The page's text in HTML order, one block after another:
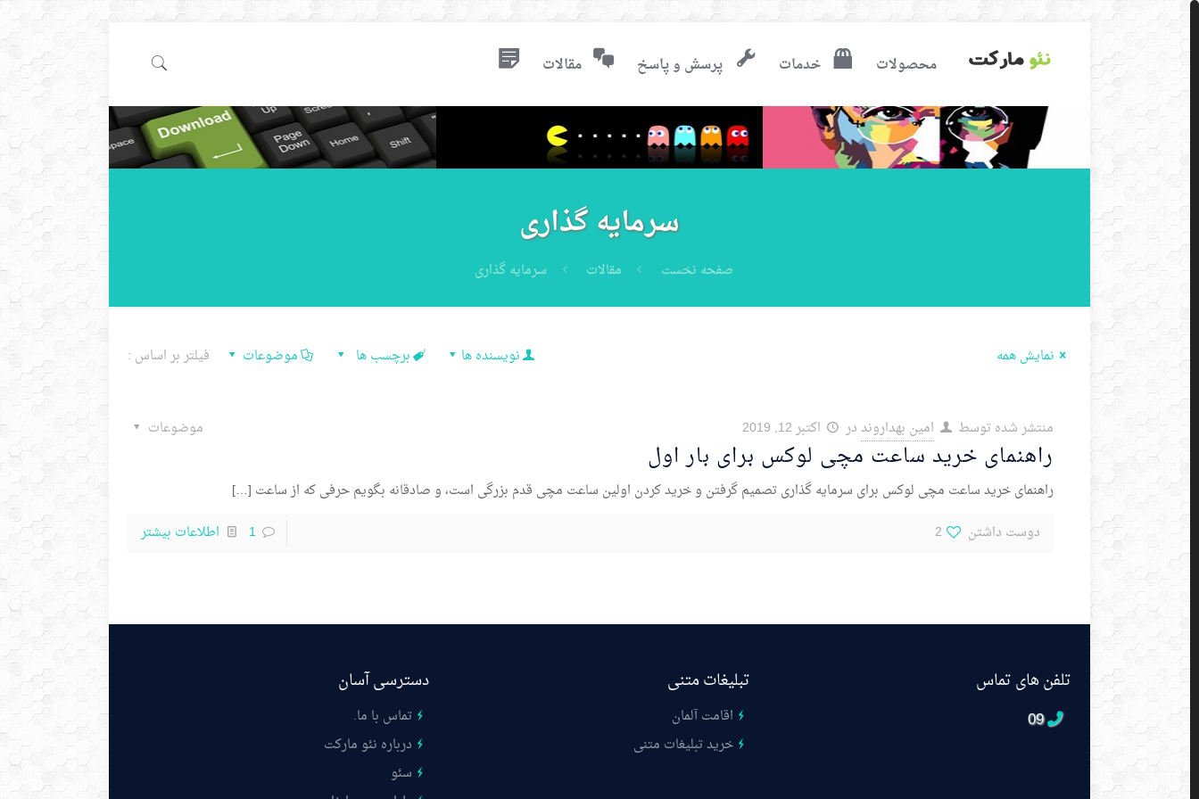
محصولات خدمات پرسش و پاسخ مقالات
سرمایه گذاری
صفحه نخست مقالات سرمایه گذاری
فیلتر بر اساس : موضوعات برچسب ها نویسنده ها نمایش همه
منتشر شده توسط امین بهدارونددر اکتبر 12, 2019 موضوعات
راهنمای خرید ساعت مچی لوکس برای بار اول
راهنمای خرید ساعت مچی لوکس برای سرمایه گذاری تصمیم گرفتن و خرید کردن اولین ساعت مچی قدم بزرگی است، و صادقانه بگویم حرفی که از ساعت […]
دوست داشتن
2
1 اطلاعات بیشتر
تلفن های تماس
09
تبلیغات متنی
اقامت آلمان
خرید تبلیغات متنی
دسترسی آسان
تماس با ما.
درباره نئو مارکت
سئو